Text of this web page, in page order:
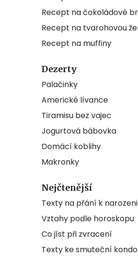
Recept na čokoládové
Recept na tvarohovou
Recept na muffiny
Dezerty
Palačinky
Americké lívance
Tiramisu bez vajec
Jogurtová bábovka
Domácí koblihy
Makronky
Nejčtenější
Texty na přání k
Vztahy podle horoskopu
Co jíst při zvracení
Texty ke smuteční